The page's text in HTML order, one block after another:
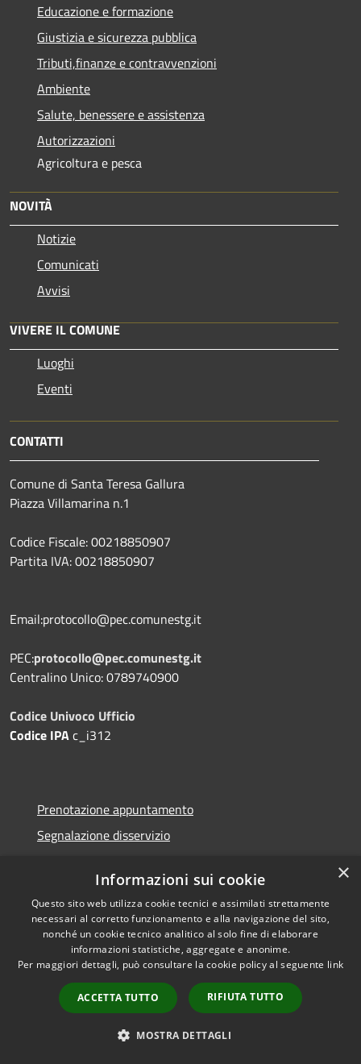
Educazione e formazione
Giustizia e sicurezza pubblica
Tributi,finanze e contravvenzioni
Ambiente
Salute, benessere e assistenza
Autorizzazioni
Agricoltura e pesca
NOVITÀ
Notizie
Comunicati
Avvisi
VIVERE IL COMUNE
Luoghi
Eventi
CONTATTI
Comune di Santa Teresa Gallura
Piazza Villamarina n.1
Codice Fiscale: 00218850907
Partita IVA: 00218850907
Email:protocollo@pec.comunestg.it
PEC:protocollo@pec.comunestg.it
Centralino Unico: 0789740900
Codice Univoco Ufficio
Codice IPAc_i312
Prenotazione appuntamento
Segnalazione disservizio
Richiesta assistenza
Amministrazione trasparente
Informativa privacy
Note legali
Dichiarazione di accessibilità
×
Informazioni sui cookie
Questo sito web utilizza cookie tecnici e assimilati strettamente
necessari al corretto funzionamento e alla navigazione del sito,
nonché un cookie tecnico analitico al solo fine di elaborare
informazioni statistiche, aggregate e anonime.
Per maggiori dettagli, può consultare la cookie policy al seguente link
ACCETTA TUTTO RIFIUTA TUTTO
MOSTRA DETTAGLI